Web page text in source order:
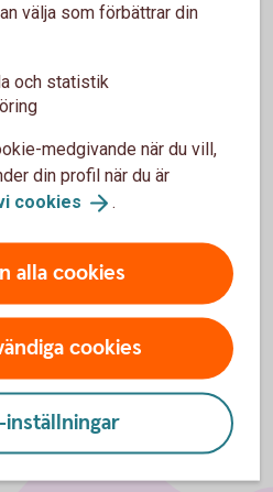
behöver du först
för Funktioner, prestanda
välja som förbättrar din
och statistik
medgivande när du vill,
din profil när du är
cookies .
alla cookies
cookies
inställningar